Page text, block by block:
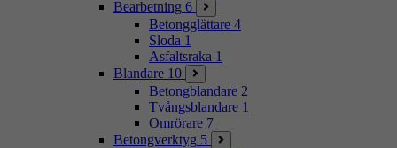
Bearbetning 6
Betongglättare 4
Sloda 1
Asfaltsraka 1
Blandare 10
Betongblandare 2
Tvångsblandare 1
Omrörare 7
Betongverktyg 5